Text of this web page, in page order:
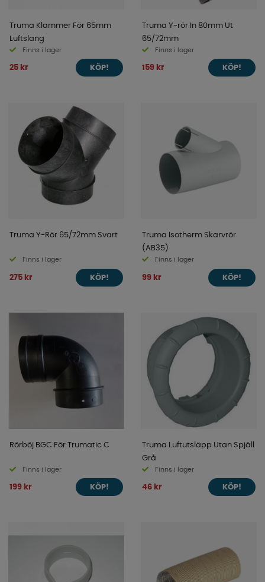
Truma Klammer För 65mm
Luftslang
Finns i lager
25 kr KÖP!
Truma Y-rör In 80mm Ut
65/72mm
Finns i lager
159 kr KÖP!
Truma Y-Rör 65/72mm Svart
Finns i lager
275 kr KÖP!
Truma Isotherm Skarvrör
(AB35)
Finns i lager
99 kr KÖP!
Rörböj BGC För Trumatic C
Finns i lager
199 kr KÖP!
Truma Luftutsläpp Utan Spjäll
Grå
Finns i lager
46 kr KÖP!